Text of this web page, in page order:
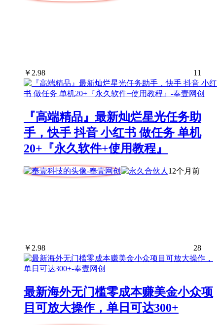
￥ 2.98 11
『高端精品』最新灿烂星光任务助
手，快手 抖音 小红书 做任务 单机
20+『永久软件+使用教程』
12个月前
￥ 2.98 28
最新海外无门槛零成本赚美金小众项
目可放大操作，单日可达300+